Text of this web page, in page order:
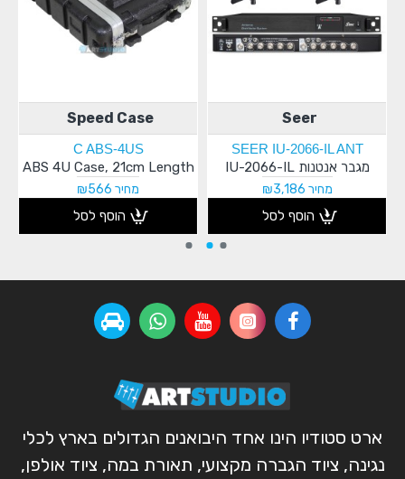
Seer
SEER IU-2066-IL ANT
מגבר אנטנות IU-2066-IL
מחיר ₪3,186
הוסף לסל
Speed Case
C ABS-4US
ABS 4U Case, 21cm Length
מחיר ₪566
הוסף לסל
ארט סטודיו הינו אחד היבואנים הגדולים בארץ לכלי
נגינה, ציוד הגברה מקצועי, תאורת במה, ציוד אולפן,